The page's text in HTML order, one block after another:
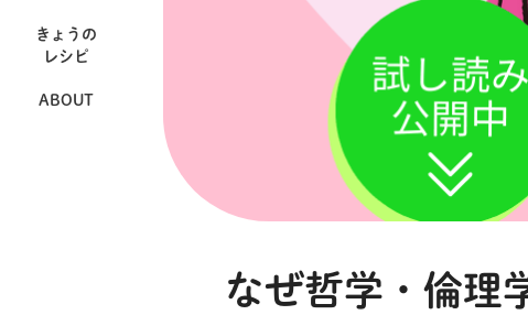
きょうの
レシピ
ABOUT
なぜ哲学・倫